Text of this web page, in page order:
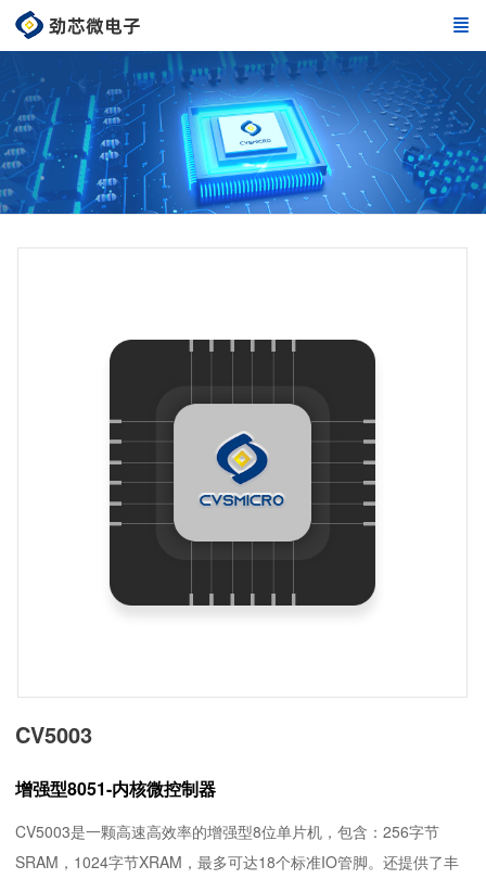
CV5003
增强型8051-内核微控制器
CV5003是一颗高速高效率的增强型8位单片机，包含：256字节
SRAM，1024字节XRAM，最多可达18个标准IO管脚。还提供了丰